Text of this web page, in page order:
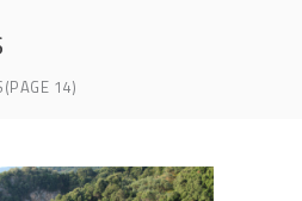
(PAGE 14)